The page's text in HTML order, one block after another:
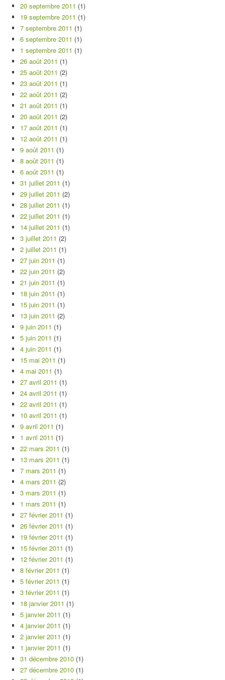
20 septembre 2011 (1)
19 septembre 2011 (1)
7 septembre 2011 (1)
6 septembre 2011 (1)
1 septembre 2011 (1)
26 août 2011 (1)
25 août 2011 (2)
23 août 2011 (1)
22 août 2011 (2)
21 août 2011 (1)
20 août 2011 (2)
17 août 2011 (1)
12 août 2011 (1)
9 août 2011 (1)
8 août 2011 (1)
6 août 2011 (1)
31 juillet 2011 (1)
29 juillet 2011 (2)
28 juillet 2011 (1)
22 juillet 2011 (1)
14 juillet 2011 (1)
3 juillet 2011 (2)
2 juillet 2011 (1)
27 juin 2011 (1)
22 juin 2011 (2)
21 juin 2011 (1)
18 juin 2011 (1)
15 juin 2011 (1)
13 juin 2011 (2)
9 juin 2011 (1)
5 juin 2011 (1)
4 juin 2011 (1)
15 mai 2011 (1)
4 mai 2011 (1)
27 avril 2011 (1)
24 avril 2011 (1)
22 avril 2011 (1)
10 avril 2011 (1)
9 avril 2011 (1)
1 avril 2011 (1)
22 mars 2011 (1)
13 mars 2011 (1)
7 mars 2011 (1)
4 mars 2011 (2)
3 mars 2011 (1)
1 mars 2011 (1)
27 février 2011 (1)
26 février 2011 (1)
19 février 2011 (1)
15 février 2011 (1)
12 février 2011 (1)
8 février 2011 (1)
5 février 2011 (1)
3 février 2011 (1)
18 janvier 2011 (1)
5 janvier 2011 (1)
4 janvier 2011 (1)
2 janvier 2011 (1)
1 janvier 2011 (1)
31 décembre 2010 (1)
27 décembre 2010 (1)